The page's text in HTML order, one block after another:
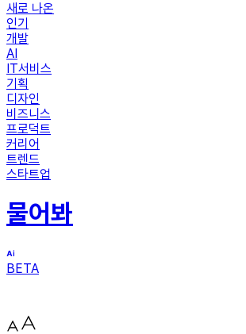
새로 나온
인기
개발
AI
IT서비스
기획
디자인
비즈니스
프로덕트
커리어
트렌드
스타트업
물어봐
BETA